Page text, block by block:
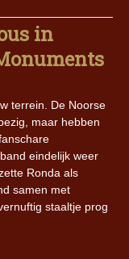
in
terrein. De Noorse
maar hebben
eindelijk weer
Ronda als
samen met
staaltje prog